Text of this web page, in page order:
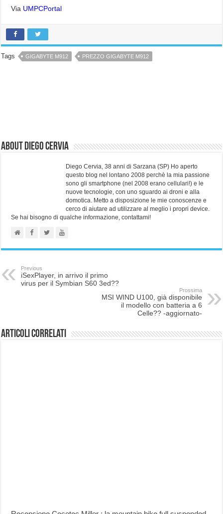
Via UMPCPortal
Tags GIGABYTE M912 PREZZO GIGABYTE M912
About Diego Cervia
Diego Cervia, 38 anni di Sarzana (SP) Ho aperto
questo blog nel lontano 2008 perchè la mia passione
sono gli smartphone (nel 2008 erano cellulari!) e le
nuove tecnologie, con uno sguardo ai droni e alla
domotica. Metto a disposizione le mie conoscenze e
cerco di aiutare ad utilizzare al meglio i propri device.
Se hai bisogno di qualche informazione, contattami!
Previous
iSexPlayer, in arrivo il primo
virus per il Symbian S60 3ed??
Prossima
MSI WIND U100, già disponibile
il modello con batteria a 6
Celle?? -aggiornato-
Articoli correlati